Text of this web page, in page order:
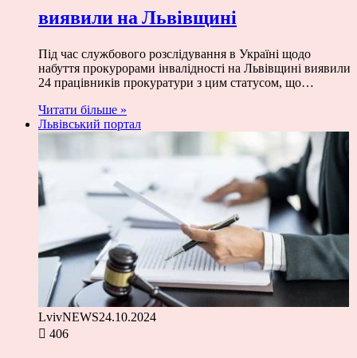
виявили на Львівщині
Під час службового розслідування в Україні щодо
набуття прокурорами інвалідності на Львівщині виявили
24 працівників прокуратури з цим статусом, що…
Читати більше »
Львівський портал
LvivNEWS24.10.2024
406